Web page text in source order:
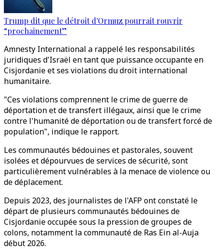
Trump dit que le détroit d'Ormuz pourrait rouvrir
“prochainement”
Amnesty International a rappelé les responsabilités
juridiques d'Israël en tant que puissance occupante en
Cisjordanie et ses violations du droit international
humanitaire.
"Ces violations comprennent le crime de guerre de
déportation et de transfert illégaux, ainsi que le crime
contre l'humanité de déportation ou de transfert forcé de
population", indique le rapport.
Les communautés bédouines et pastorales, souvent
isolées et dépourvues de services de sécurité, sont
particulièrement vulnérables à la menace de violence ou
de déplacement.
Depuis 2023, des journalistes de l'AFP ont constaté le
départ de plusieurs communautés bédouines de
Cisjordanie occupée sous la pression de groupes de
colons, notamment la communauté de Ras Ein al-Auja
début 2026.